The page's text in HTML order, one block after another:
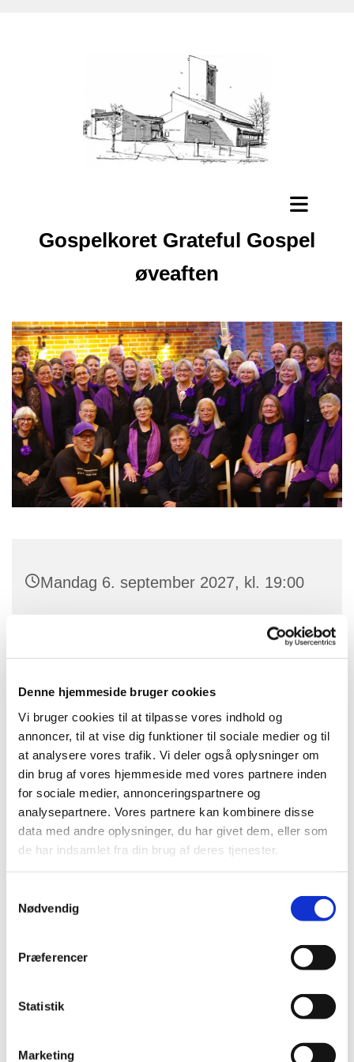
Denne hjemmeside bruger cookies
Vi bruger cookies til at tilpasse vores indhold og
annoncer, til at vise dig funktioner til sociale medier og til
at analysere vores trafik. Vi deler også oplysninger om
din brug af vores hjemmeside med vores partnere inden
for sociale medier, annonceringspartnere og
analysepartnere. Vores partnere kan kombinere disse
data med andre oplysninger, du har givet dem, eller som
de har indsamlet fra din brug af deres tjenester.
Nødvendig
Præferencer
Statistik
Marketing
Gospelkoret Grateful Gospel
øveaften
Mandag 6. september 2027, kl. 19:00
Skt. Jørgens Kirke, Parkvej 101, 4700
Koret Grateful Gospel øver hver mandag hos os i Skt.
Jørgens Kirke. Du er også velkommen! Du skal kunne
synge, men der er ikke nogen optagelsesprøve. Der er
et deltagergebyr, men første gang du deltager er gratis
og uforpligtende.
Kontakt korleder Stefan Ægidius på
stefgid@gmail.com for mere information :-)